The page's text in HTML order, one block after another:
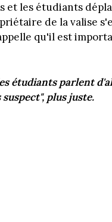
et les étudiants
de la valise
qu'il est
étudiants parlent
plus juste.